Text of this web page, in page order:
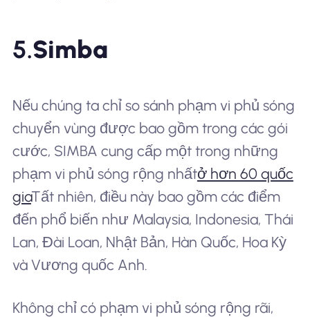
5.Simba
Nếu chúng ta chỉ so sánh phạm vi phủ sóng
chuyển vùng được bao gồm trong các gói
cước, SIMBA cung cấp một trong những
phạm vi phủ sóng rộng nhấtở hơn 60 quốc
giaTất nhiên, điều này bao gồm các điểm
đến phổ biến như Malaysia, Indonesia, Thái
Lan, Đài Loan, Nhật Bản, Hàn Quốc, Hoa Kỳ
và Vương quốc Anh.
Không chỉ có phạm vi phủ sóng rộng rãi,